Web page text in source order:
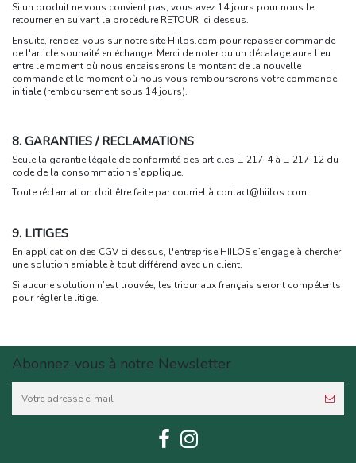
Si un produit ne vous convient pas, vous avez 14 jours pour nous le
retourner en suivant la procédure RETOUR ci dessus.
Ensuite, rendez-vous sur notre site Hiilos.com pour repasser commande
de l'article souhaité en échange. Merci de noter qu'un décalage aura lieu
entre le moment où nous encaisserons le montant de la nouvelle
commande et le moment où nous vous rembourserons votre commande
initiale (remboursement sous 14 jours).
8. GARANTIES / RECLAMATIONS
Seule la garantie légale de conformité des articles L. 217-4 à L. 217-12 du
code de la consommation s’applique.
Toute réclamation doit être faite par courriel à contact@hiilos.com.
9. LITIGES
En application des CGV ci dessus, l'entreprise HIILOS s’engage à chercher
une solution amiable à tout différend avec un client.
Si aucune solution n’est trouvée, les tribunaux français seront compétents
pour régler le litige.
Abonnez-vous à notre Newsletter